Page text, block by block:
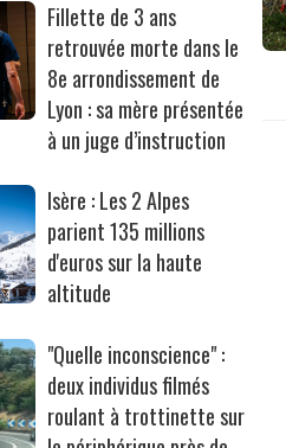
Fillette de 3 ans
retrouvée morte dans le
8e arrondissement de
Lyon : sa mère présentée
à un juge d’instruction
Isère : Les 2 Alpes
parient 135 millions
d'euros sur la haute
altitude
"Quelle inconscience" :
deux individus filmés
roulant à trottinette sur